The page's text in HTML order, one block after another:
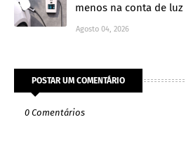
menos na conta de luz
Agosto 04, 2026
POSTAR UM COMENTÁRIO
0 Comentários